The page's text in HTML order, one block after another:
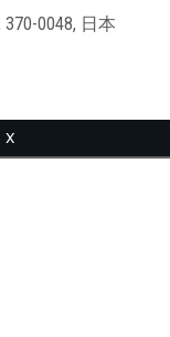
0048, 日本
X